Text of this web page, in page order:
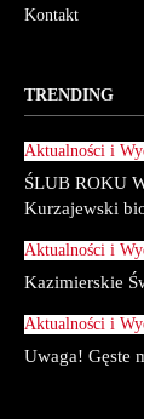
Kontakt
TRENDING
Aktualności i
ŚLUB ROKU
Kurzajewski
Aktualności i
Kazimierskie
Aktualności i
Uwaga! Gęste